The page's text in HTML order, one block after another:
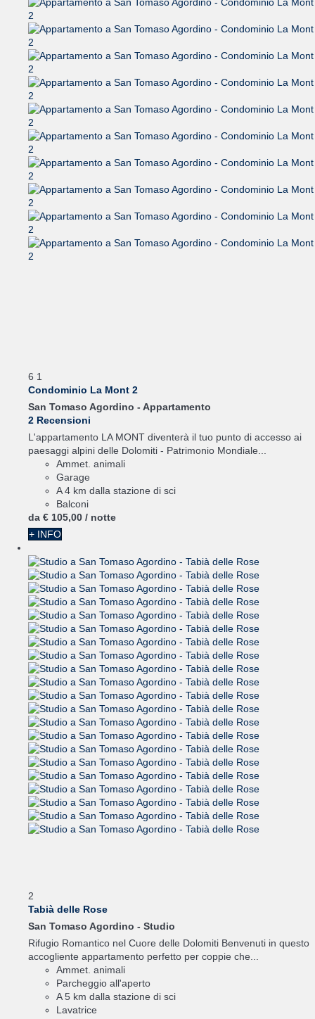
6 1
Condominio La Mont 2
San Tomaso Agordino - Appartamento
2 Recensioni
L'appartamento LA MONT diventerà il tuo punto di accesso ai
paesaggi alpini delle Dolomiti - Patrimonio Mondiale...
Ammet. animali
Garage
A 4 km dalla stazione di sci
Balconi
da € 105,00 / notte
+ INFO
2
Tabià delle Rose
San Tomaso Agordino - Studio
Rifugio Romantico nel Cuore delle Dolomiti Benvenuti in questo
accogliente appartamento perfetto per coppie che...
Ammet. animali
Parcheggio all'aperto
A 5 km dalla stazione di sci
Lavatrice